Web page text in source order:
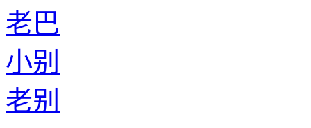
老巴
小别
老别